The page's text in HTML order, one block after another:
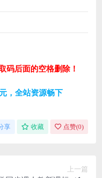
码后面的空格删除！
，全站资源畅下
享 收藏 点赞(0)
上一篇